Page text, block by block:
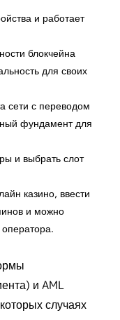
и работает
блокчейна
для своих
сети с переводом
фундамент для
и выбрать слот
казино, ввести
и можно
и AML
случаях